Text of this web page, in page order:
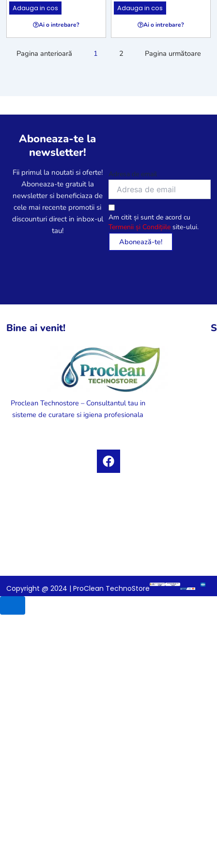
Adauga in cos
Ai o intrebare?
Adauga in cos
Ai o intrebare?
Pagina anterioară 1 2 Pagina următoare
Aboneaza-te la
newsletter!
Fii primul la noutati si oferte!
Aboneaza-te gratuit la
newsletter si beneficiaza de
cele mai recente promotii si
discounturi direct in inbox-ul
tau!
Adresa de email
Am citit și sunt de acord cu
Termenii și Condițiile site-ului.
Bine ai venit!
Proclean Technostore – Consultantul tau in
sisteme de curatare si igiena profesionala
F
a
c
Copyright @ 2024 | ProClean TechnoStore